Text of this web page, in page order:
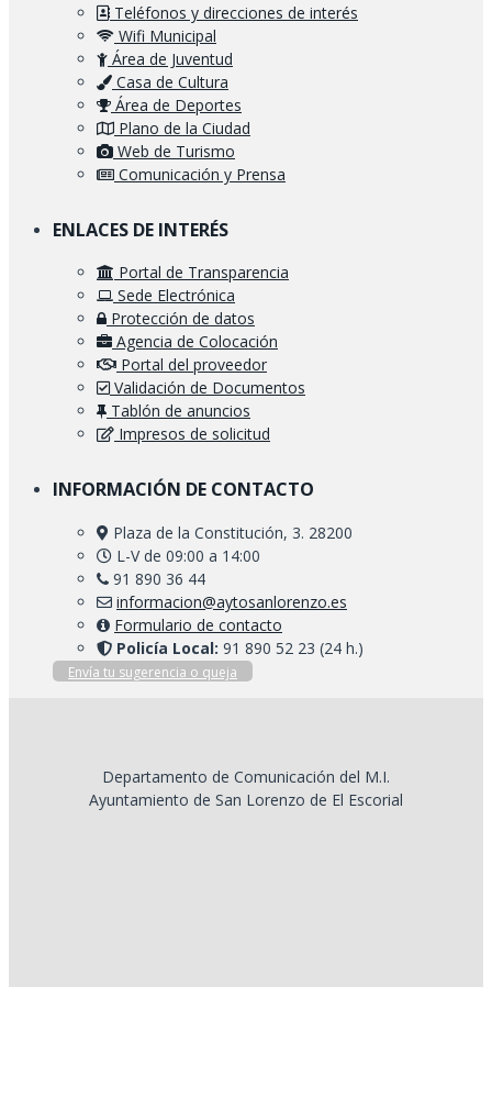
Teléfonos y direcciones de interés
Wifi Municipal
Área de Juventud
Casa de Cultura
Área de Deportes
Plano de la Ciudad
Web de Turismo
Comunicación y Prensa
ENLACES DE INTERÉS
Portal de Transparencia
Sede Electrónica
Protección de datos
Agencia de Colocación
Portal del proveedor
Validación de Documentos
Tablón de anuncios
Impresos de solicitud
INFORMACIÓN DE CONTACTO
Plaza de la Constitución, 3. 28200
L-V de 09:00 a 14:00
91 890 36 44
informacion@aytosanlorenzo.es
Formulario de contacto
Policía Local: 91 890 52 23 (24 h.)
Envía tu sugerencia o queja
Departamento de Comunicación del M.I.
Ayuntamiento de San Lorenzo de El Escorial